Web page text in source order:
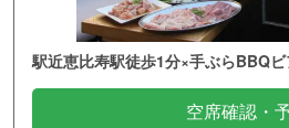
駅近恵比寿駅徒歩1分×手ぶらBBQビ
空席確認・